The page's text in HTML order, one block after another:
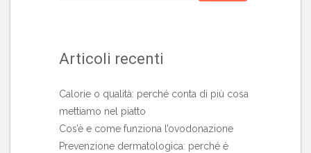
Articoli recenti
Calorie o qualità: perché conta di più cosa
mettiamo nel piatto
Cos’è e come funziona l’ovodonazione
Prevenzione dermatologica: perché è